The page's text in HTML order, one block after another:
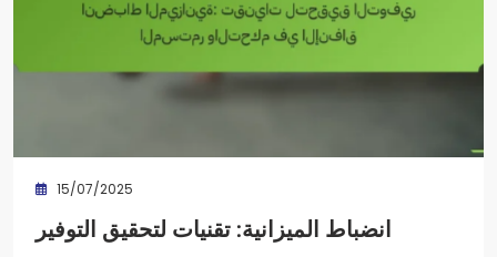
15/07/2025
انضباط الميزانية: تقنيات لتحقيق التوفير